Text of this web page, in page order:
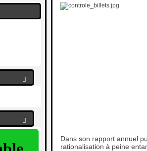


Dans son rapport annuel
rationalisation à peine